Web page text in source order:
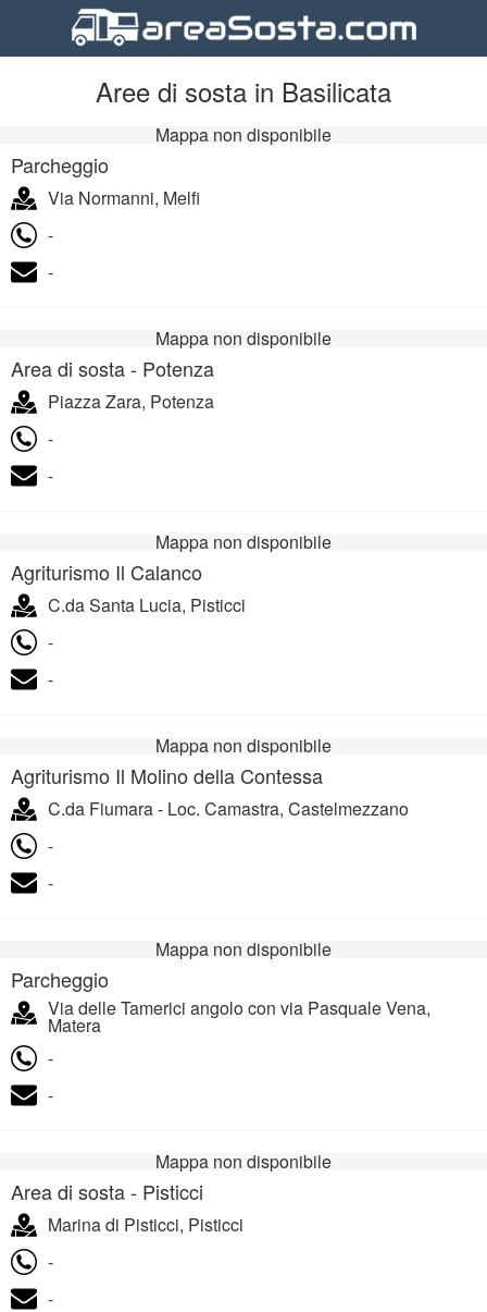
Aree di sosta in Basilicata
Mappa non disponibile
Parcheggio
Via Normanni, Melfi
-
-
Mappa non disponibile
Area di sosta - Potenza
Piazza Zara, Potenza
-
-
Mappa non disponibile
Agriturismo Il Calanco
C.da Santa Lucia, Pisticci
-
-
Mappa non disponibile
Agriturismo Il Molino della Contessa
C.da Fiumara - Loc. Camastra, Castelmezzano
-
-
Mappa non disponibile
Parcheggio
Via delle Tamerici angolo con via Pasquale Vena,
Matera
-
-
Mappa non disponibile
Area di sosta - Pisticci
Marina di Pisticci, Pisticci
-
-